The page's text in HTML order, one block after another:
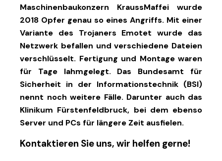
Maschinenbaukonzern KraussMaffei wurde
2018 Opfer genau so eines Angriffs. Mit einer
Variante des Trojaners Emotet wurde das
Netzwerk befallen und verschiedene Dateien
verschlüsselt. Fertigung und Montage waren
für Tage lahmgelegt. Das Bundesamt für
Sicherheit in der Informationstechnik (BSI)
nennt noch weitere Fälle. Darunter auch das
Klinikum Fürstenfeldbruck, bei dem ebenso
Server und PCs für längere Zeit ausfielen.
Kontaktieren Sie uns, wir helfen gerne!